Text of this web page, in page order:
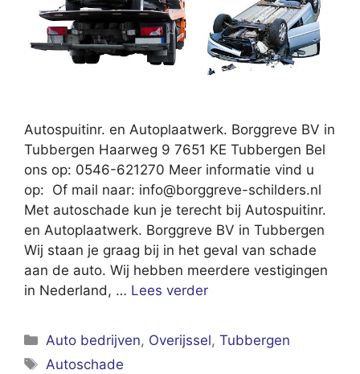
Autospuitinr. en Autoplaatwerk. Borggreve BV in
Tubbergen Haarweg 9 7651 KE Tubbergen Bel
ons op: 0546-621270 Meer informatie vind u
op: Of mail naar: info@borggreve-schilders.nl
Met autoschade kun je terecht bij Autospuitinr.
en Autoplaatwerk. Borggreve BV in Tubbergen
Wij staan je graag bij in het geval van schade
aan de auto. Wij hebben meerdere vestigingen
in Nederland, … Lees verder
Categorieën
Auto bedrijven, Overijssel,Tubbergen
Tags
Autoschade